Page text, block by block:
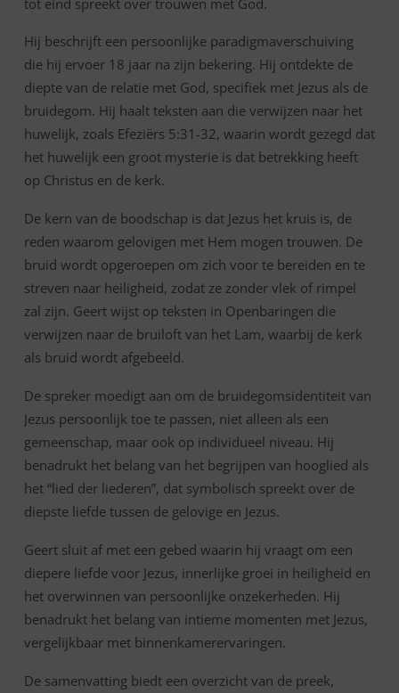
Hij beschrijft een persoonlijke paradigmaverschuiving
die hij ervoer 18 jaar na zijn bekering. Hij ontdekte de
diepte van de relatie met God, specifiek met Jezus als de
bruidegom. Hij haalt teksten aan die verwijzen naar het
huwelijk, zoals Efeziërs 5:31-32, waarin wordt gezegd dat
het huwelijk een groot mysterie is dat betrekking heeft
op Christus en de kerk.
De kern van de boodschap is dat Jezus het kruis is, de
reden waarom gelovigen met Hem mogen trouwen. De
bruid wordt opgeroepen om zich voor te bereiden en te
streven naar heiligheid, zodat ze zonder vlek of rimpel
zal zijn. Geert wijst op teksten in Openbaringen die
verwijzen naar de bruiloft van het Lam, waarbij de kerk
als bruid wordt afgebeeld.
De spreker moedigt aan om de bruidegomsidentiteit van
Jezus persoonlijk toe te passen, niet alleen als een
gemeenschap, maar ook op individueel niveau. Hij
benadrukt het belang van het begrijpen van hooglied als
het “lied der liederen”, dat symbolisch spreekt over de
diepste liefde tussen de gelovige en Jezus.
Geert sluit af met een gebed waarin hij vraagt om een
diepere liefde voor Jezus, innerlijke groei in heiligheid en
het overwinnen van persoonlijke onzekerheden. Hij
benadrukt het belang van intieme momenten met Jezus,
vergelijkbaar met binnenkamerervaringen.
De samenvatting biedt een overzicht van de preek,